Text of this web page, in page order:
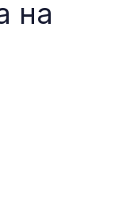
на